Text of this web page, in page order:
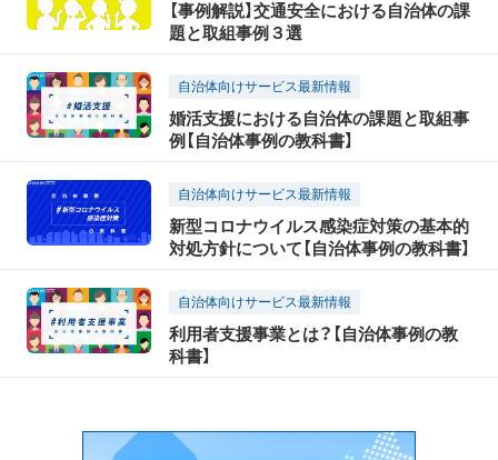
【事例解説】交通安全における自治体の課
題と取組事例３選
自治体向けサービス最新情報
婚活支援における自治体の課題と取組事
例【自治体事例の教科書】
自治体向けサービス最新情報
新型コロナウイルス感染症対策の基本的
対処方針について【自治体事例の教科書】
自治体向けサービス最新情報
利用者支援事業とは？【自治体事例の教
科書】